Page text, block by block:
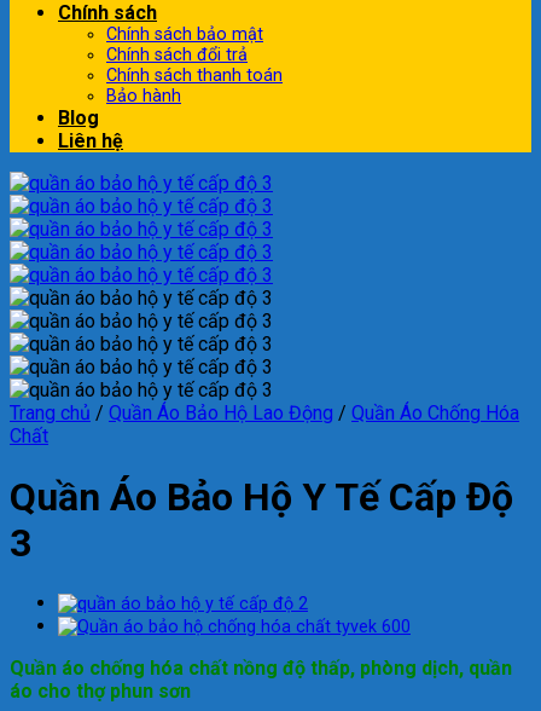
Chính sách
Chính sách bảo mật
Chính sách đổi trả
Chính sách thanh toán
Bảo hành
Blog
Liên hệ
Trang chủ / Quần Áo Bảo Hộ Lao Động / Quần Áo Chống Hóa
Chất
Quần Áo Bảo Hộ Y Tế Cấp Độ
3
Quần áo chống hóa chất nồng độ thấp, phòng dịch, quần
áo cho thợ phun sơn